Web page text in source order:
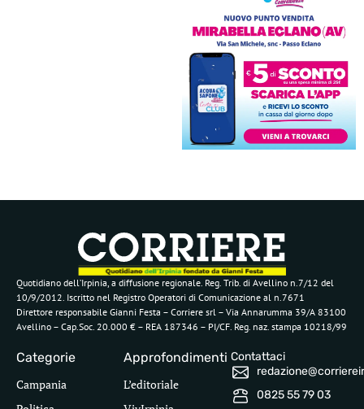
Quotidiano dell’Irpinia, a diffusione regionale. Reg. Trib. di Avellino n.7/12 del
10/9/2012. Iscritto nel Registro Operatori di Comunicazione al n.7671
Direttore responsabile Gianni Festa – Corriere srl – Via Annarumma 39/A 83100
Avellino – Cap.Soc. 20.000 € – REA 187346 – PI/CF. Reg. naz. stampa 10218/99
Categorie
Campania
Approfondimenti
L’editoriale
Contattaci
0825 55 79 03